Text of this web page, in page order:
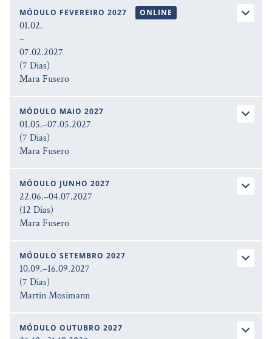
MÓDULO FEVEREIRO 2027 ONLINE
01.02.
–
07.02.2027
(7 Dias)
Mara Fusero
MÓDULO MAIO 2027
01.05.–07.05.2027
(7 Dias)
Mara Fusero
MÓDULO JUNHO 2027
22.06.–04.07.2027
(12 Dias)
Mara Fusero
MÓDULO SETEMBRO 2027
10.09.–16.09.2027
(7 Dias)
Martin Mosimann
MÓDULO OUTUBRO 2027